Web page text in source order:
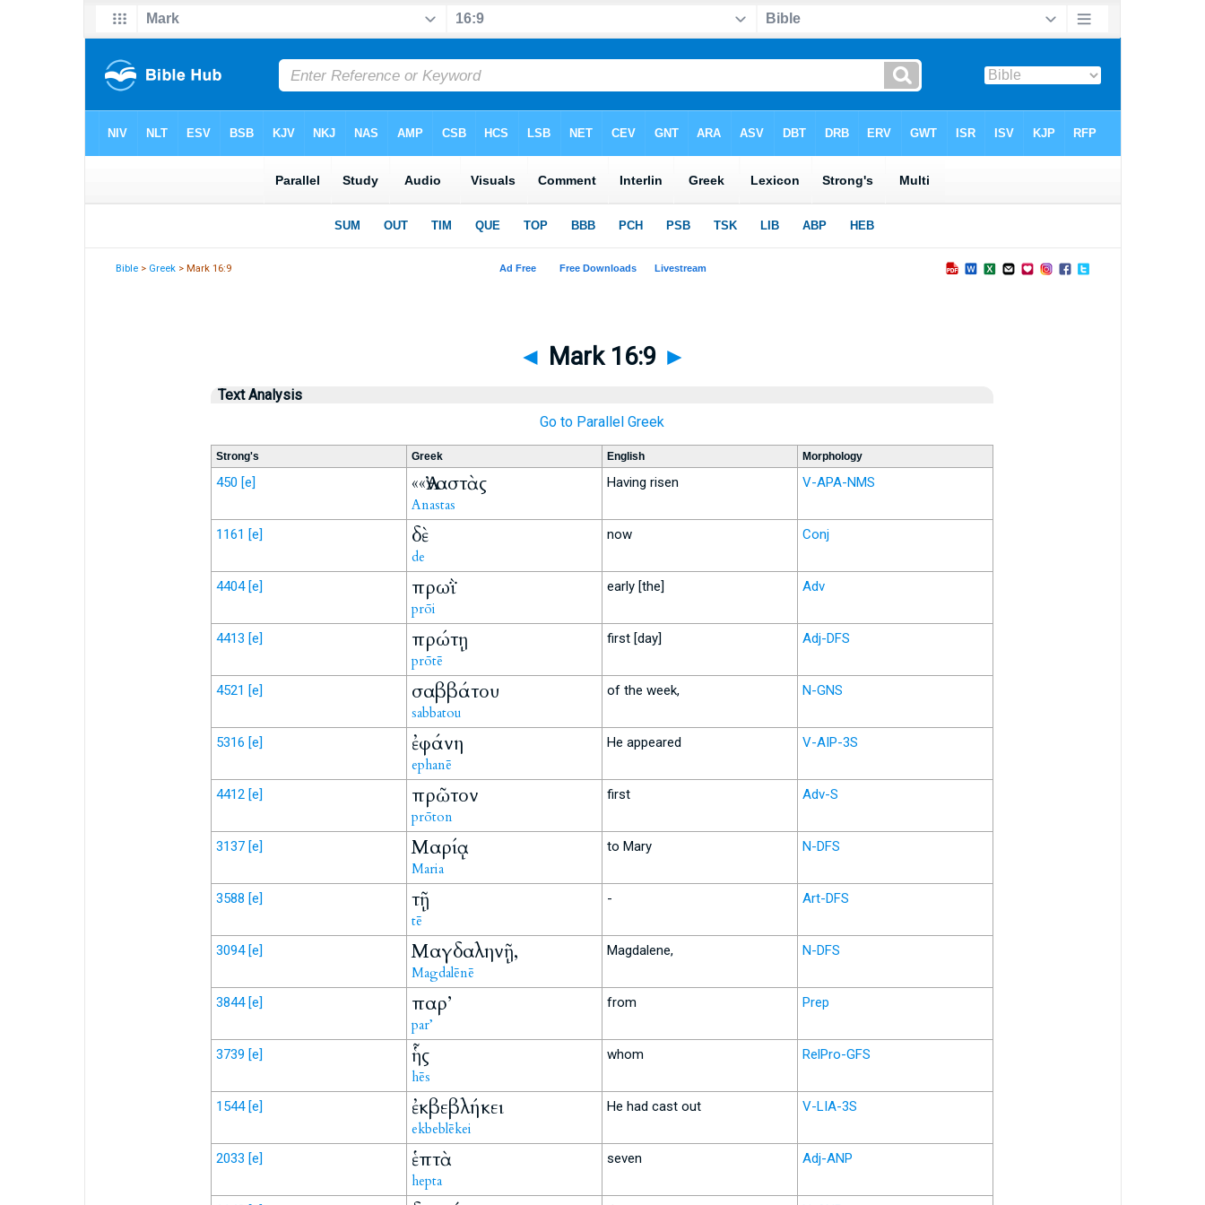
Bible > Greek > Mark 16:9
◄ Mark 16:9 ►
Text Analysis
Go to Parallel Greek
Strong's Greek English Morphology
450 [e] ««Ἀναστὰς
Anastas
Having risen V-APA-NMS
1161 [e] δὲ
de
now Conj
4404 [e] πρωῒ
prōi
early [the] Adv
4413 [e] πρώτῃ
prōtē
first [day] Adj-DFS
4521 [e] σαββάτου
sabbatou
of the week, N-GNS
5316 [e] ἐφάνη
ephanē
He appeared V-AIP-3S
4412 [e] πρῶτον
prōton
first Adv-S
3137 [e] Μαρίᾳ
Maria
to Mary N-DFS
3588 [e] τῇ
tē
- Art-DFS
3094 [e] Μαγδαληνῇ,
Magdalēnē
Magdalene, N-DFS
3844 [e] παρ’
par’
from Prep
3739 [e] ἧς
hēs
whom RelPro-GFS
1544 [e] ἐκβεβλήκει
ekbeblēkei
He had cast out V-LIA-3S
2033 [e] ἑπτὰ
hepta
seven Adj-ANP